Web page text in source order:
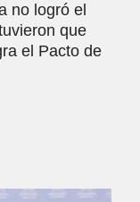
no logró el
que
el Pacto de